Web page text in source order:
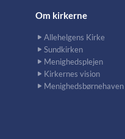
Om kirkerne
Allehelgens Kirke
Sundkirken
Menighedsplejen
Kirkernes vision
Menighedsbørnehaven